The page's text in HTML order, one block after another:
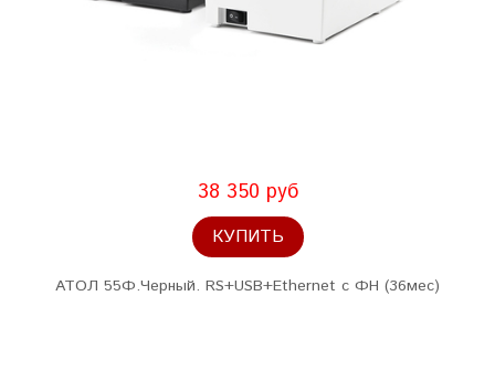
38 350 руб
КУПИТЬ
АТОЛ 55Ф.Черный. RS+USB+Ethernet с ФН (36мес)